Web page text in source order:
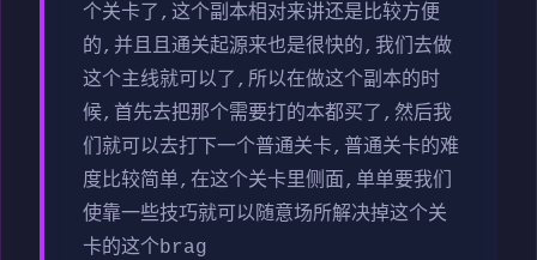
个关卡了,这个副本相对来讲还是比较方便
的,并且且通关起源来也是很快的,我们去做
这个主线就可以了,所以在做这个副本的时
候,首先去把那个需要打的本都买了,然后我
们就可以去打下一个普通关卡,普通关卡的难
度比较简单,在这个关卡里侧面,单单要我们
使靠一些技巧就可以随意场所解决掉这个关
卡的这个brag